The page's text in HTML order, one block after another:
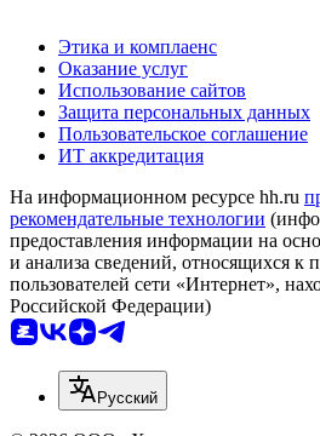
Этика и комплаенс
Оказание услуг
Использование сайтов
Защита персональных данных
Пользовательское соглашение
ИТ аккредитация
На информационном ресурсе hh.ru
рекомендательные технологии
предоставления информации на
и анализа сведений, относящихся к
пользователей сети «Интернет»,
Российской Федерации)
Русский